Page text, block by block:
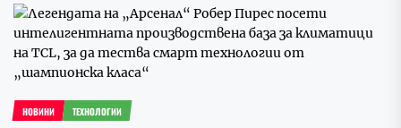
НОВИНИ ТЕХНОЛОГИИ